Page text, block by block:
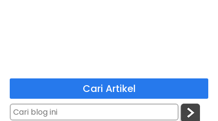
Cari Artikel